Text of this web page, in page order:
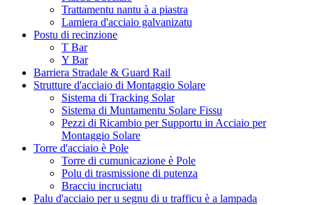
Trattamentu nantu à a piastra
Lamiera d'acciaio galvanizatu
Postu di recinzione
T Bar
Y Bar
Barriera Stradale & Guard Rail
Strutture d'acciaio di Montaggio Solare
Sistema di Tracking Solar
Sistema di Muntamentu Solare Fissu
Pezzi di Ricambio per Supportu in Acciaio per
Montaggio Solare
Torre d'acciaio è Pole
Torre di cumunicazione è Pole
Polu di trasmissione di putenza
Bracciu incruciatu
Palu d'acciaio per u segnu di u trafficu è a lampada